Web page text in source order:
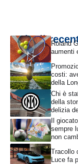
Articoli
Roland
aumenti
costi:
della
Chi è
della
delizia
Il
sempre
non
Tracollo
Luce fa